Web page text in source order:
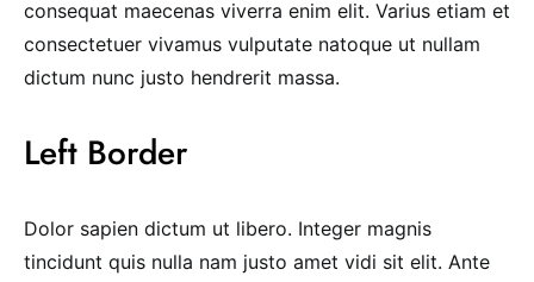
consequat maecenas viverra enim elit. Varius etiam et
consectetuer vivamus vulputate natoque ut nullam
dictum nunc justo hendrerit massa.
Left Border
Dolor sapien dictum ut libero. Integer magnis
tincidunt quis nulla nam justo amet vidi sit elit. Ante